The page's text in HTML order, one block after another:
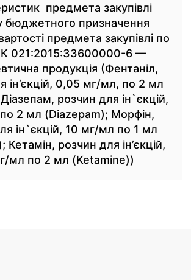
предмета закупівлі
бюджетного призначення
предмета закупівлі по
021:2015:33600000-6 —
продукція (Фентаніл,
ін’єкцій, 0,05 мг/мл, по 2 мл
розчин для ін`єкцій,
2 мл (Diazepam); Морфін,
ін`єкцій, 10 мг/мл по 1 мл
Кетамін, розчин для ін’єкцій,
мл по 2 мл (Ketamine))